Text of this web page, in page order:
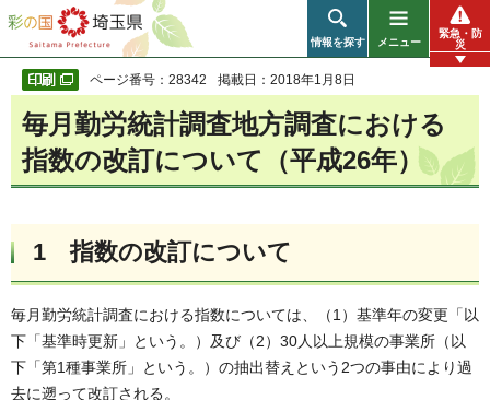
彩の国 埼玉県
情報を探す メニュー
緊急・防
災
ページ番号：28342 掲載日：2018年1月8日
毎月勤労統計調査地方調査における
指数の改訂について（平成26年）
1 指数の改訂について
毎月勤労統計調査における指数については、（1）基準年の変更「以
下「基準時更新」という。）及び（2）30人以上規模の事業所（以
下「第1種事業所」という。）の抽出替えという2つの事由により過
去に遡って改訂される。